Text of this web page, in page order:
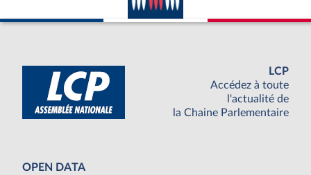
LCP
Accédez à toute
l'actualité de
la Chaine Parlementaire
OPEN DATA